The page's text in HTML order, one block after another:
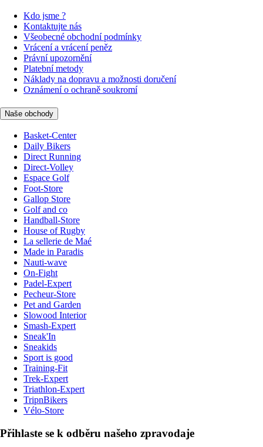
Kdo jsme ?
Kontaktujte nás
Všeobecné obchodní podmínky
Vrácení a vrácení peněz
Právní upozornění
Platební metody
Náklady na dopravu a možnosti doručení
Oznámení o ochraně soukromí
Naše obchody
Basket-Center
Daily Bikers
Direct Running
Direct-Volley
Espace Golf
Foot-Store
Gallop Store
Golf and co
Handball-Store
House of Rugby
La sellerie de Maé
Made in Paradis
Nauti-wave
On-Fight
Padel-Expert
Pecheur-Store
Pet and Garden
Slowood Interior
Smash-Expert
Sneak'In
Sneakids
Sport is good
Training-Fit
Trek-Expert
Triathlon-Expert
TripnBikers
Vélo-Store
Přihlaste se k odběru našeho zpravodaje